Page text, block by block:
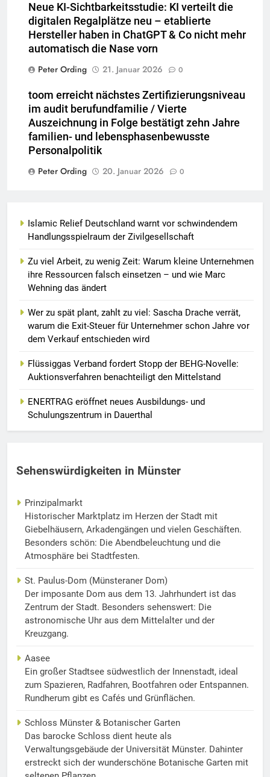
Neue KI-Sichtbarkeitsstudie: KI verteilt die
digitalen Regalplätze neu – etablierte
Hersteller haben in ChatGPT & Co nicht mehr
automatisch die Nase vorn
Peter Ording
21. Januar 2026 0
toom erreicht nächstes Zertifizierungsniveau
im audit berufundfamilie / Vierte
Auszeichnung in Folge bestätigt zehn Jahre
familien- und lebensphasenbewusste
Personalpolitik
Peter Ording
20. Januar 2026 0
Islamic Relief Deutschland warnt vor schwindendem
Handlungsspielraum der Zivilgesellschaft
Zu viel Arbeit, zu wenig Zeit: Warum kleine Unternehmen
ihre Ressourcen falsch einsetzen – und wie Marc
Wehning das ändert
Wer zu spät plant, zahlt zu viel: Sascha Drache verrät,
warum die Exit-Steuer für Unternehmer schon Jahre vor
dem Verkauf entschieden wird
Flüssiggas Verband fordert Stopp der BEHG-Novelle:
Auktionsverfahren benachteiligt den Mittelstand
ENERTRAG eröffnet neues Ausbildungs- und
Schulungszentrum in Dauerthal
Sehenswürdigkeiten in Münster
Prinzipalmarkt
Historischer Marktplatz im Herzen der Stadt mit
Giebelhäusern, Arkadengängen und vielen Geschäften.
Besonders schön: Die Abendbeleuchtung und die
Atmosphäre bei Stadtfesten.
St. Paulus-Dom (Münsteraner Dom)
Der imposante Dom aus dem 13. Jahrhundert ist das
Zentrum der Stadt. Besonders sehenswert: Die
astronomische Uhr aus dem Mittelalter und der
Kreuzgang.
Aasee
Ein großer Stadtsee südwestlich der Innenstadt, ideal
zum Spazieren, Radfahren, Bootfahren oder Entspannen.
Rundherum gibt es Cafés und Grünflächen.
Schloss Münster & Botanischer Garten
Das barocke Schloss dient heute als
Verwaltungsgebäude der Universität Münster. Dahinter
erstreckt sich der wunderschöne Botanische Garten mit